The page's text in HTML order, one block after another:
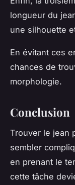
longueur du
une silhouette
En évitant ces
chances de
morphologie.
Conclusion
Trouver le jean
sembler
en prenant le
cette tâche